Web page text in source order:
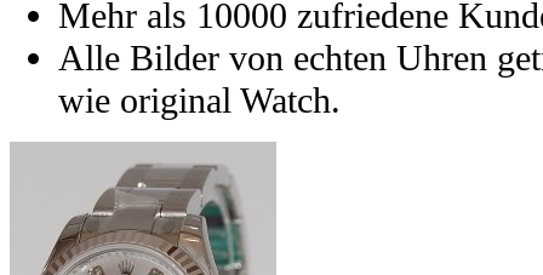
Mehr als 10000 zufriedene
Alle Bilder von echten Uhren
wie original Watch.